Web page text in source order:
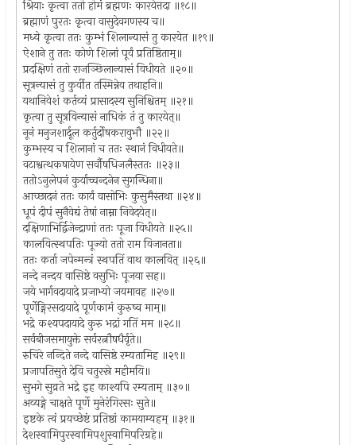
श्रियाः कृत्वा ततो होमं ब्रह्मणः कारयेत्तदा ॥१८॥
ब्रह्माणं पुरतः कृत्वा वासुदेवगणस्य च॥
मध्ये कृत्वा ततः कुम्भं शिलान्यासं तु कारयेत ॥१९॥
ऐशाने तु ततः कोणे शिलां पूर्वं प्रतिष्ठिताम्॥
प्रदक्षिणं ततो राजञ्छिलान्यासं विधीयते ॥२०॥
सूत्रन्यासं तु कुर्वीत तस्मिन्नेव तथाहनि॥
यथानिवेशं कर्तव्यं प्रासादस्य सुनिश्चितम् ॥२१॥
कृत्वा तु सूत्रविन्यासं नाधिकं तं तु कारयेत्॥
नूनं मनुजशार्दूल कर्तुर्दोषकरावुभौ ॥२२॥
कुम्भस्य च शिलानां च ततः स्थानं विधीयते॥
वटाश्वत्थकषायेण सर्वौषधिजलैस्ततः ॥२३॥
ततोऽनुलेपनं कुर्याच्चन्दनेन सुगन्धिना॥
आच्छादनं ततः कार्यं वासोभिः कुसुमैस्तथा ॥२४॥
धूपं दीपं सुनैवेद्यं तेषां नाम्ना निवेदयेत्॥
दक्षिणाभिर्द्विजेन्द्राणां ततः पूजा विधीयते ॥२५॥
कालवित्स्थपतिः पूज्यो ततो राम विजानता॥
ततः कर्ता जपेन्मन्त्रं स्थपतिं वाथ कालवित् ॥२६॥
नन्दे नन्दय वासिष्ठे वसुभिः पूजया सह॥
जये भार्गवदायादे प्रजाभ्यो जयमावह ॥२७॥
पूर्णेङ्गिरसदायादे पूर्णकामं कुरुष्व माम्॥
भद्रे कश्यपदायादे कुरु भद्रां गतिं मम ॥२८॥
सर्वबीजसमायुक्ते सर्वरत्नौषधैर्वृते॥
रुचिरे नन्दिते नन्दे वासिष्ठे रम्यतामिह ॥२९॥
प्रजापतिसुते देवि चतुरस्रे महीमयि॥
सुभगे सुव्रते भद्रे इह काश्यपि रम्यताम् ॥३०॥
अव्यङ्गे चाक्षते पूर्णे मुनेरंगिरसः सुते॥
इष्टके त्वं प्रयच्छेष्टं प्रतिष्ठां कामयाम्यहम् ॥३१॥
देशस्वामिपुरस्वामिपशुस्वामिपरिग्रहे॥